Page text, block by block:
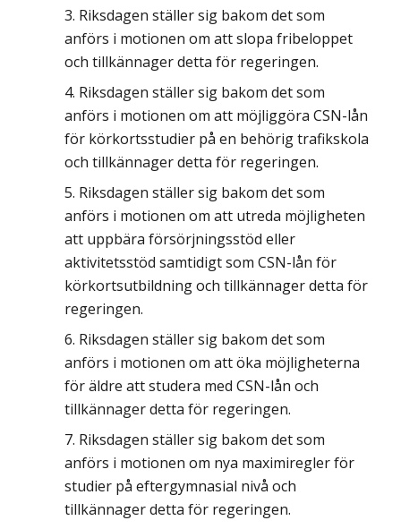
Riksdagen ställer sig bakom det som
anförs i motionen om att slopa fribeloppet
och tillkännager detta för regeringen.
Riksdagen ställer sig bakom det som
anförs i motionen om att möjliggöra CSN-lån
för körkortsstudier på en behörig trafikskola
och tillkännager detta för regeringen.
Riksdagen ställer sig bakom det som
anförs i motionen om att utreda möjligheten
att uppbära försörjningsstöd eller
aktivitetsstöd samtidigt som CSN-lån för
körkortsutbildning och tillkännager detta för
regeringen.
Riksdagen ställer sig bakom det som
anförs i motionen om att öka möjligheterna
för äldre att studera med CSN-lån och
tillkännager detta för regeringen.
Riksdagen ställer sig bakom det som
anförs i motionen om nya maximiregler för
studier på eftergymnasial nivå och
tillkännager detta för regeringen.